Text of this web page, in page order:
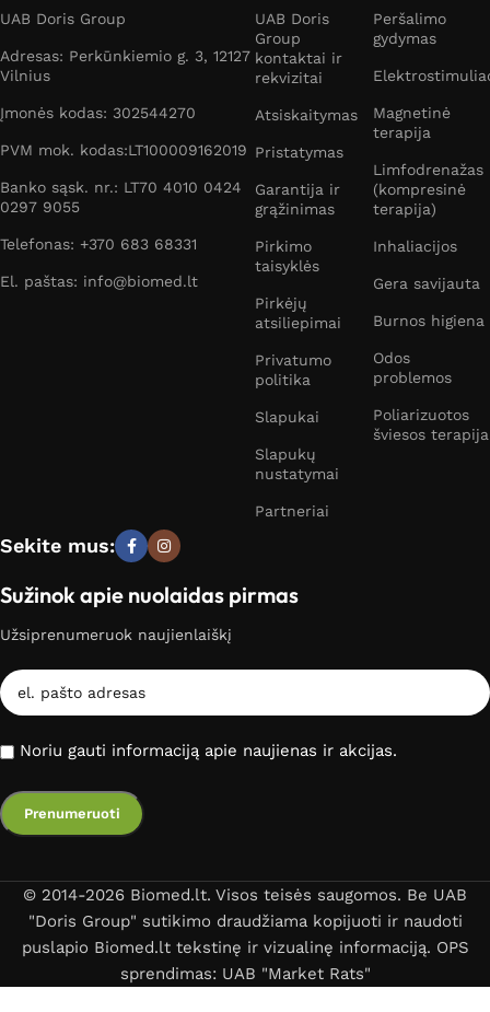
UAB Doris Group
Adresas: Perkūnkiemio g. 3, 12127
Vilnius
Įmonės kodas: 302544270
PVM mok. kodas:LT100009162019
Banko sąsk. nr.: LT70 4010 0424
0297 9055
Telefonas: +370 683 68331
El. paštas: info@biomed.lt
UAB Doris
Group
kontaktai ir
rekvizitai
Atsiskaitymas
Pristatymas
Garantija ir
grąžinimas
Pirkimo
taisyklės
Pirkėjų
atsiliepimai
Privatumo
politika
Slapukai
Slapukų
nustatymai
Partneriai
Peršalimo
gydymas
Magnetinė
terapija
Limfodrenažas
(kompresinė
terapija)
Inhaliacijos
Gera savijauta
Burnos higiena
Odos
problemos
Poliarizuotos
šviesos terapija
Sekite mus:
Sužinok apie nuolaidas pirmas
Užsiprenumeruok naujienlaiškį
Noriu gauti informaciją apie naujienas ir akcijas.
© 2014-2026 Biomed.lt. Visos teisės saugomos. Be UAB
"Doris Group" sutikimo draudžiama kopijuoti ir naudoti
puslapio Biomed.lt tekstinę ir vizualinę informaciją. OPS
sprendimas: UAB "Market Rats"